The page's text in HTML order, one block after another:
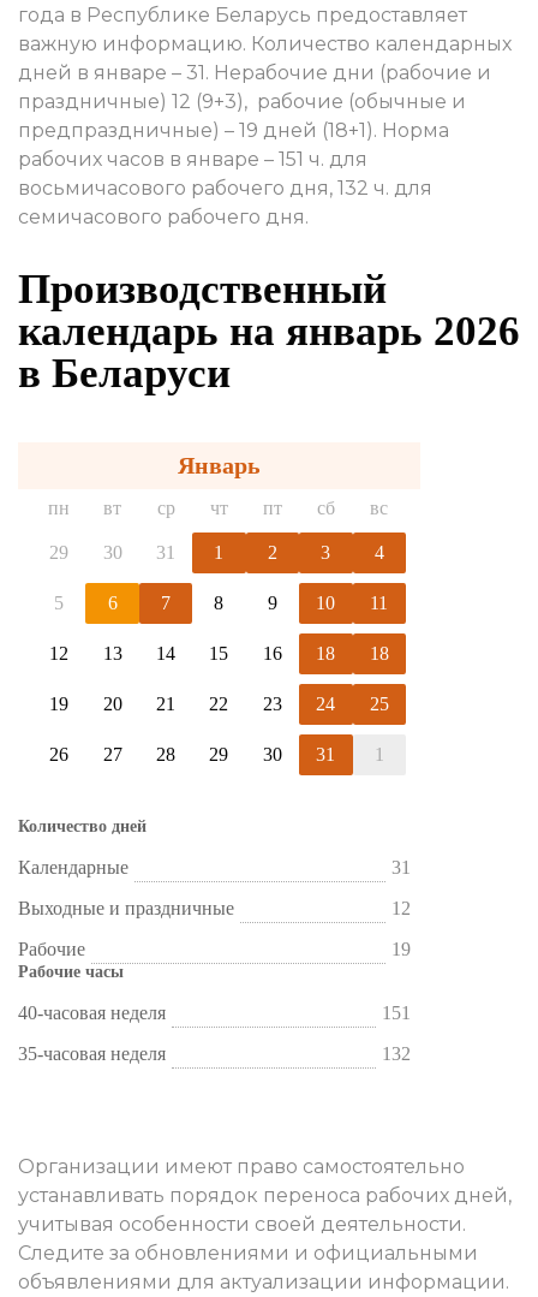
года в Республике Беларусь предоставляет
важную информацию. Количество календарных
дней в январе – 31. Нерабочие дни (рабочие и
праздничные) 12 (9+3), рабочие (обычные и
предпраздничные) – 19 дней (18+1). Норма
рабочих часов в январе – 151 ч. для
восьмичасового рабочего дня, 132 ч. для
семичасового рабочего дня.
Производственный
календарь на январь 2026
в Беларуси
Январь
пн вт ср чт пт сб вс
29 30 31 1 2 3 4
5 6 7 8 9 10 11
12 13 14 15 16 18 18
19 20 21 22 23 24 25
26 27 28 29 30 31 1
Количество дней
Календарные
31
Выходные и праздничные
12
Рабочие
19
Рабочие часы
40-часовая неделя
151
35-часовая неделя
132
Организации имеют право самостоятельно
устанавливать порядок переноса рабочих дней,
учитывая особенности своей деятельности.
Следите за обновлениями и официальными
объявлениями для актуализации информации.